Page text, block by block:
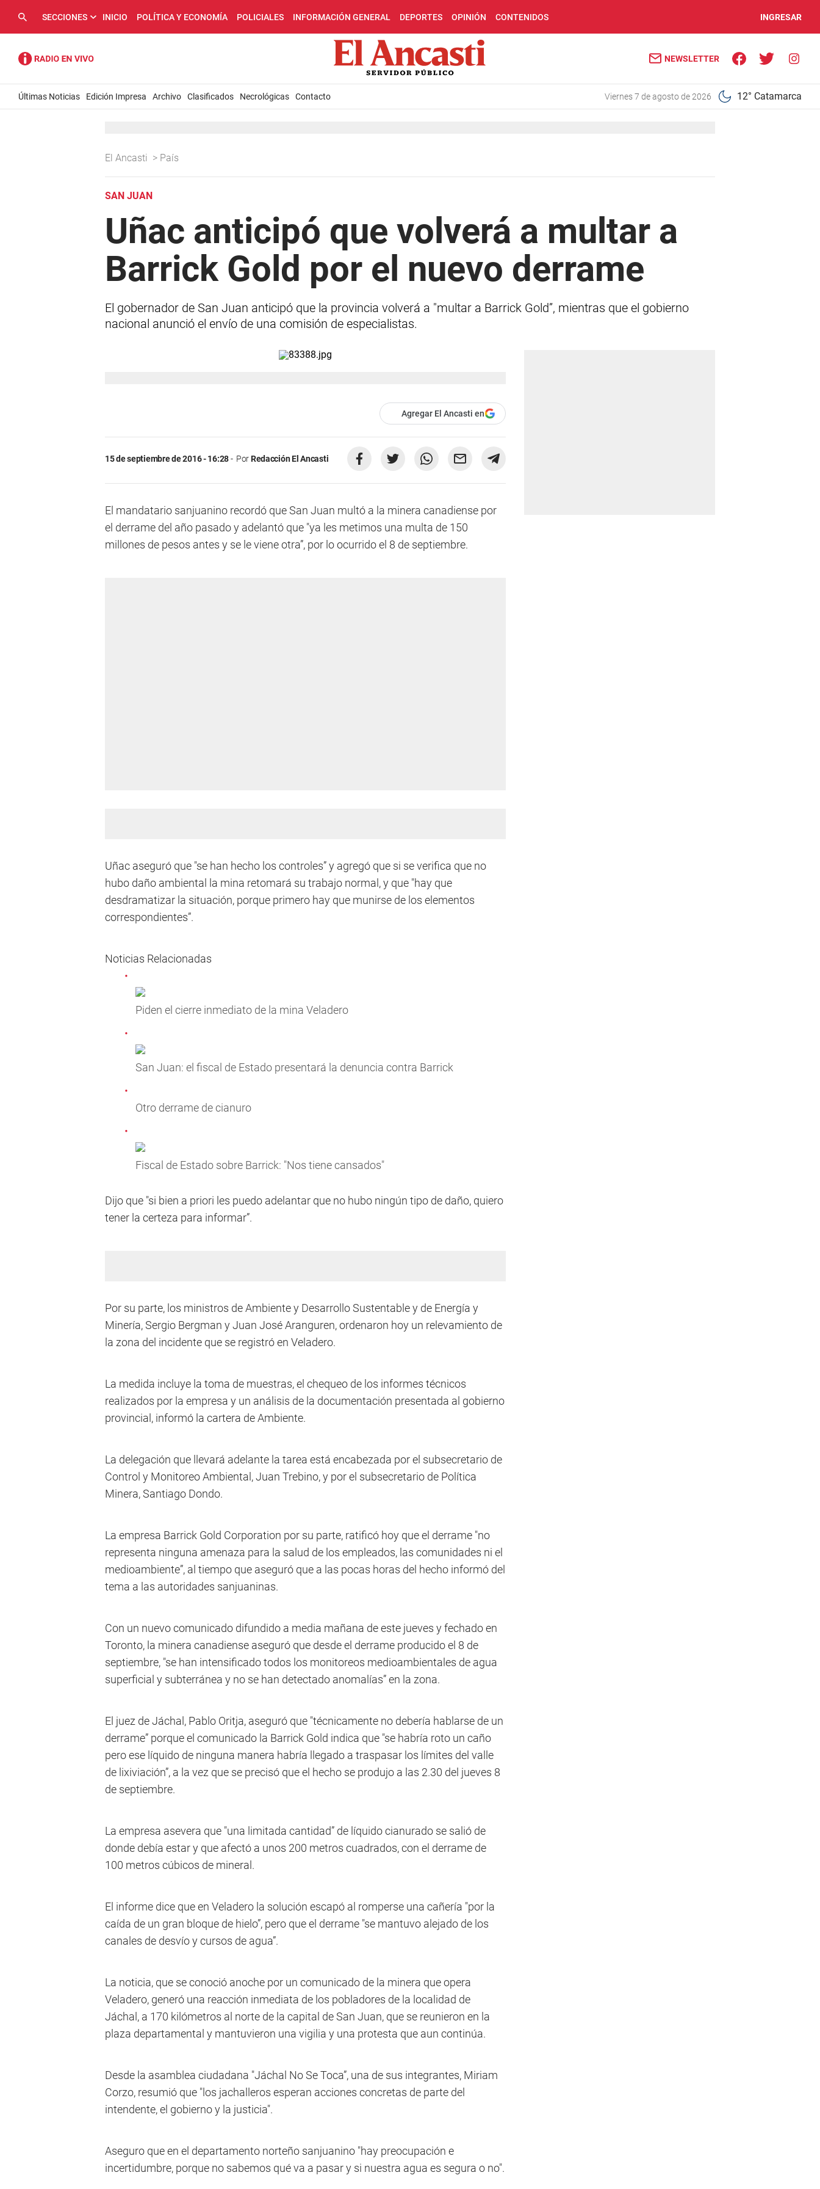
SECCIONES INICIO POLÍTICA Y ECONOMÍA POLICIALES INFORMACIÓN GENERAL DEPORTES OPINIÓN CONTENIDOS INGRESAR
NEWSLETTER
Últimas Noticias Edición Impresa Archivo Clasificados Necrológicas Contacto viernes 7 de agosto de 2026 12° Catamarca
El Ancasti > País
SAN JUAN
Uñac anticipó que volverá a multar a
Barrick Gold por el nuevo derrame
El gobernador de San Juan anticipó que la provincia volverá a "multar a Barrick Gold”, mientras que el gobierno
nacional anunció el envío de una comisión de especialistas.
Agregar El Ancasti en
15 de septiembre de 2016 - 16:28 PorRedacción El Ancasti
El mandatario sanjuanino recordó que San Juan multó a la minera canadiense por
el derrame del año pasado y adelantó que "ya les metimos una multa de 150
millones de pesos antes y se le viene otra”, por lo ocurrido el 8 de septiembre.
Uñac aseguró que "se han hecho los controles” y agregó que si se verifica que no
hubo daño ambiental la mina retomará su trabajo normal, y que "hay que
desdramatizar la situación, porque primero hay que munirse de los elementos
correspondientes”.
Noticias Relacionadas
Piden el cierre inmediato de la mina Veladero
San Juan: el fiscal de Estado presentará la denuncia contra Barrick
Otro derrame de cianuro
Fiscal de Estado sobre Barrick: "Nos tiene cansados"
Dijo que "si bien a priori les puedo adelantar que no hubo ningún tipo de daño, quiero
tener la certeza para informar”.
Por su parte, los ministros de Ambiente y Desarrollo Sustentable y de Energía y
Minería, Sergio Bergman y Juan José Aranguren, ordenaron hoy un relevamiento de
la zona del incidente que se registró en Veladero.
La medida incluye la toma de muestras, el chequeo de los informes técnicos
realizados por la empresa y un análisis de la documentación presentada al gobierno
provincial, informó la cartera de Ambiente.
La delegación que llevará adelante la tarea está encabezada por el subsecretario de
Control y Monitoreo Ambiental, Juan Trebino, y por el subsecretario de Política
Minera, Santiago Dondo.
La empresa Barrick Gold Corporation por su parte, ratificó hoy que el derrame "no
representa ninguna amenaza para la salud de los empleados, las comunidades ni el
medioambiente”, al tiempo que aseguró que a las pocas horas del hecho informó del
tema a las autoridades sanjuaninas.
Con un nuevo comunicado difundido a media mañana de este jueves y fechado en
Toronto, la minera canadiense aseguró que desde el derrame producido el 8 de
septiembre, "se han intensificado todos los monitoreos medioambientales de agua
superficial y subterránea y no se han detectado anomalías” en la zona.
El juez de Jáchal, Pablo Oritja, aseguró que "técnicamente no debería hablarse de un
derrame” porque el comunicado la Barrick Gold indica que "se habría roto un caño
pero ese líquido de ninguna manera habría llegado a traspasar los límites del valle
de lixiviación”, a la vez que se precisó que el hecho se produjo a las 2.30 del jueves 8
de septiembre.
La empresa asevera que "una limitada cantidad” de líquido cianurado se salió de
donde debía estar y que afectó a unos 200 metros cuadrados, con el derrame de
100 metros cúbicos de mineral.
El informe dice que en Veladero la solución escapó al romperse una cañería "por la
caída de un gran bloque de hielo”, pero que el derrame "se mantuvo alejado de los
canales de desvío y cursos de agua”.
La noticia, que se conoció anoche por un comunicado de la minera que opera
Veladero, generó una reacción inmediata de los pobladores de la localidad de
Jáchal, a 170 kilómetros al norte de la capital de San Juan, que se reunieron en la
plaza departamental y mantuvieron una vigilia y una protesta que aun continúa.
Desde la asamblea ciudadana "Jáchal No Se Toca”, una de sus integrantes, Miriam
Corzo, resumió que "los jachalleros esperan acciones concretas de parte del
intendente, el gobierno y la justicia".
Aseguro que en el departamento norteño sanjuanino "hay preocupación e
incertidumbre, porque no sabemos qué va a pasar y si nuestra agua es segura o no".